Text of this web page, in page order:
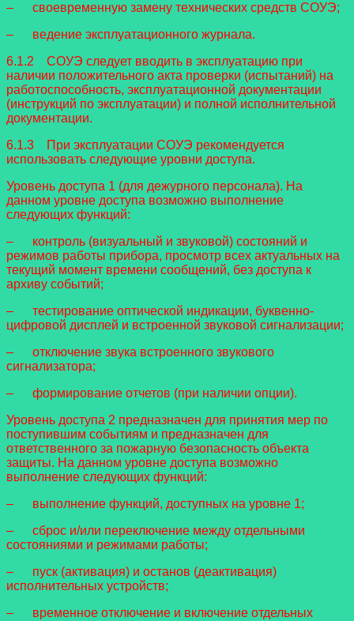
– своевременную замену технических средств СОУЭ;
– ведение эксплуатационного журнала.
6.1.2 СОУЭ следует вводить в эксплуатацию при
наличии положительного акта проверки (испытаний) на
работоспособность, эксплуатационной документации
(инструкций по эксплуатации) и полной исполнительной
документации.
6.1.3 При эксплуатации СОУЭ рекомендуется
использовать следующие уровни доступа.
Уровень доступа 1 (для дежурного персонала). На
данном уровне доступа возможно выполнение
следующих функций:
– контроль (визуальный и звуковой) состояний и
режимов работы прибора, просмотр всех актуальных на
текущий момент времени сообщений, без доступа к
архиву событий;
– тестирование оптической индикации, буквенно-
цифровой дисплей и встроенной звуковой сигнализации;
– отключение звука встроенного звукового
сигнализатора;
– формирование отчетов (при наличии опции).
Уровень доступа 2 предназначен для принятия мер по
поступившим событиям и предназначен для
ответственного за пожарную безопасность объекта
защиты. На данном уровне доступа возможно
выполнение следующих функций:
– выполнение функций, доступных на уровне 1;
– сброс и/или переключение между отдельными
состояниями и режимами работы;
– пуск (активация) и останов (деактивация)
исполнительных устройств;
– временное отключение и включение отдельных